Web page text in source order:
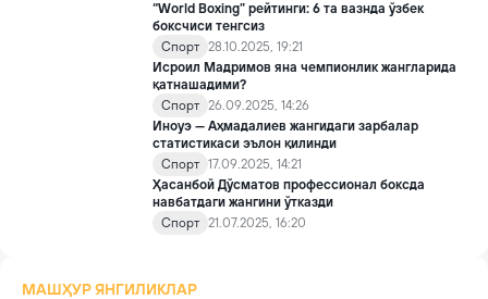
“World Boxing” рейтинги: 6 та вазнда ўзбек
боксчиси тенгсиз
Спорт 28.10.2025, 19:21
Исроил Мадримов яна чемпионлик жангларида
қатнашадими?
Спорт 26.09.2025, 14:26
Иноуэ — Аҳмадалиев жангидаги зарбалар
статистикаси эълон қилинди
Спорт 17.09.2025, 14:21
Ҳасанбой Дўсматов профессионал боксда
навбатдаги жангини ўтказди
Спорт 21.07.2025, 16:20
МАШҲУР ЯНГИЛИКЛАР